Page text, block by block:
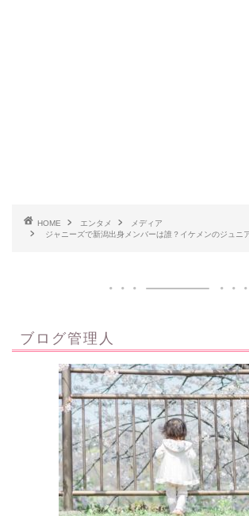
HOME エンタメ
メディア
ジャニーズで新潟出身メンバーは誰？イケメンのジュニ
ブログ管理人